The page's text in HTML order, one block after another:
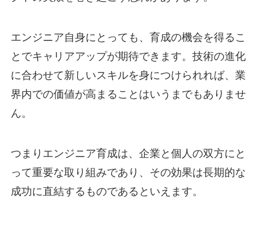
エンジニア自身にとっても、育成の機会を得るこ
とでキャリアアップが期待できます。技術の進化
に合わせて新しいスキルを身につけられれば、業
界内での価値が高まることはいうまでもありませ
ん。
つまりエンジニア育成は、企業と個人の双方にと
って重要な取り組みであり、その効果は長期的な
成功に直結するものであるといえます。